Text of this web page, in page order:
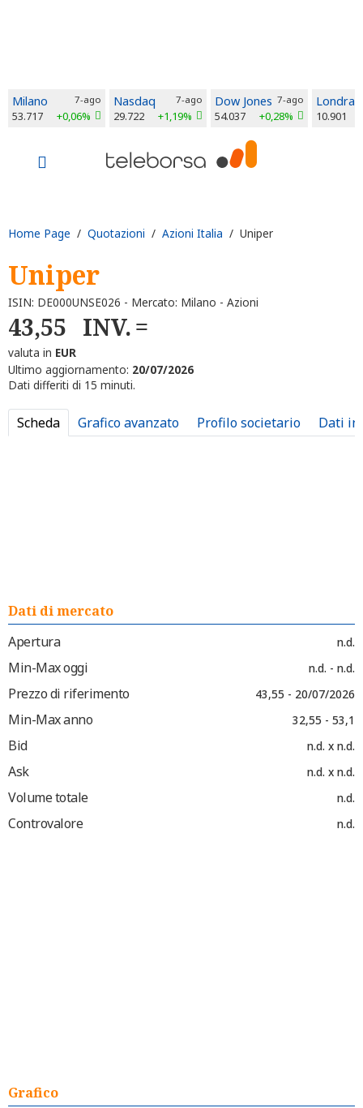
Milano 7-ago
53.717 +0,06%
Nasdaq 7-ago
29.722 +1,19%
Dow Jones 7-ago
54.037 +0,28%
Londra
10.901
Home Page / Quotazioni / Azioni Italia / Uniper
Uniper
ISIN: DE000UNSE026 - Mercato: Milano - Azioni
43,55 INV.
valuta in EUR
Ultimo aggiornamento: 20/07/2026
Dati differiti di 15 minuti.
Scheda Grafico avanzato Profilo societario Dati
Dati di mercato
Apertura
n.d.
Min-Max oggi n.d. - n.d.
Prezzo di riferimento 43,55 - 20/07/2026
Min-Max anno 32,55 - 53,1
Bid n.d. x n.d.
Ask n.d. x n.d.
Volume totale n.d.
Controvalore n.d.
Grafico